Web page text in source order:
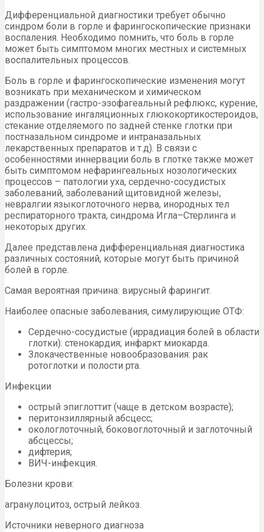
Дифференциальной диагностики требует обычно
синдром боли в горле и фарингоскопические признаки
воспаления. Необходимо помнить, что боль в горле
может быть симптомом многих местных и системных
воспалительных процессов.
Боль в горле и фарингоскопические изменения могут
возникать при механическом и химическом
раздражении (гастро-эзофагеальный рефлюкс, курение,
использование ингаляционных глюкокортикостероидов,
стекание отделяемого по задней стенке глотки при
постназальном синдроме и интраназальных
лекарственных препаратов и т.д). В связи с
особенностями иннервации боль в глотке также может
быть симптомом нефарингеальных нозологических
процессов – патологии уха, сердечно-сосудистых
заболеваний, заболеваний щитовидной железы,
невралгии языкоглоточного нерва, инородных тел
респираторного тракта, синдрома Игла–Стерлинга и
некоторых других.
Далее представлена дифференциальная диагностика
различных состояний, которые могут быть причиной
болей в горле.
Самая вероятная причина: вирусный фарингит.
Наиболее опасные заболевания, симулирующие ОТФ:
Сердечно-сосудистые (иррадиация болей в области
глотки): стенокардия; инфаркт миокарда.
Злокачественные новообразования: рак
ротоглотки и полости рта.
Инфекции
острый эпиглоттит (чаще в детском возрасте);
перитонзиллярный абсцесс;
окологлоточный, боковоглоточный и заглоточный
абсцессы;
дифтерия;
ВИЧ-инфекция.
Болезни крови:
агранулоцитоз, острый лейкоз.
Источники неверного диагноза